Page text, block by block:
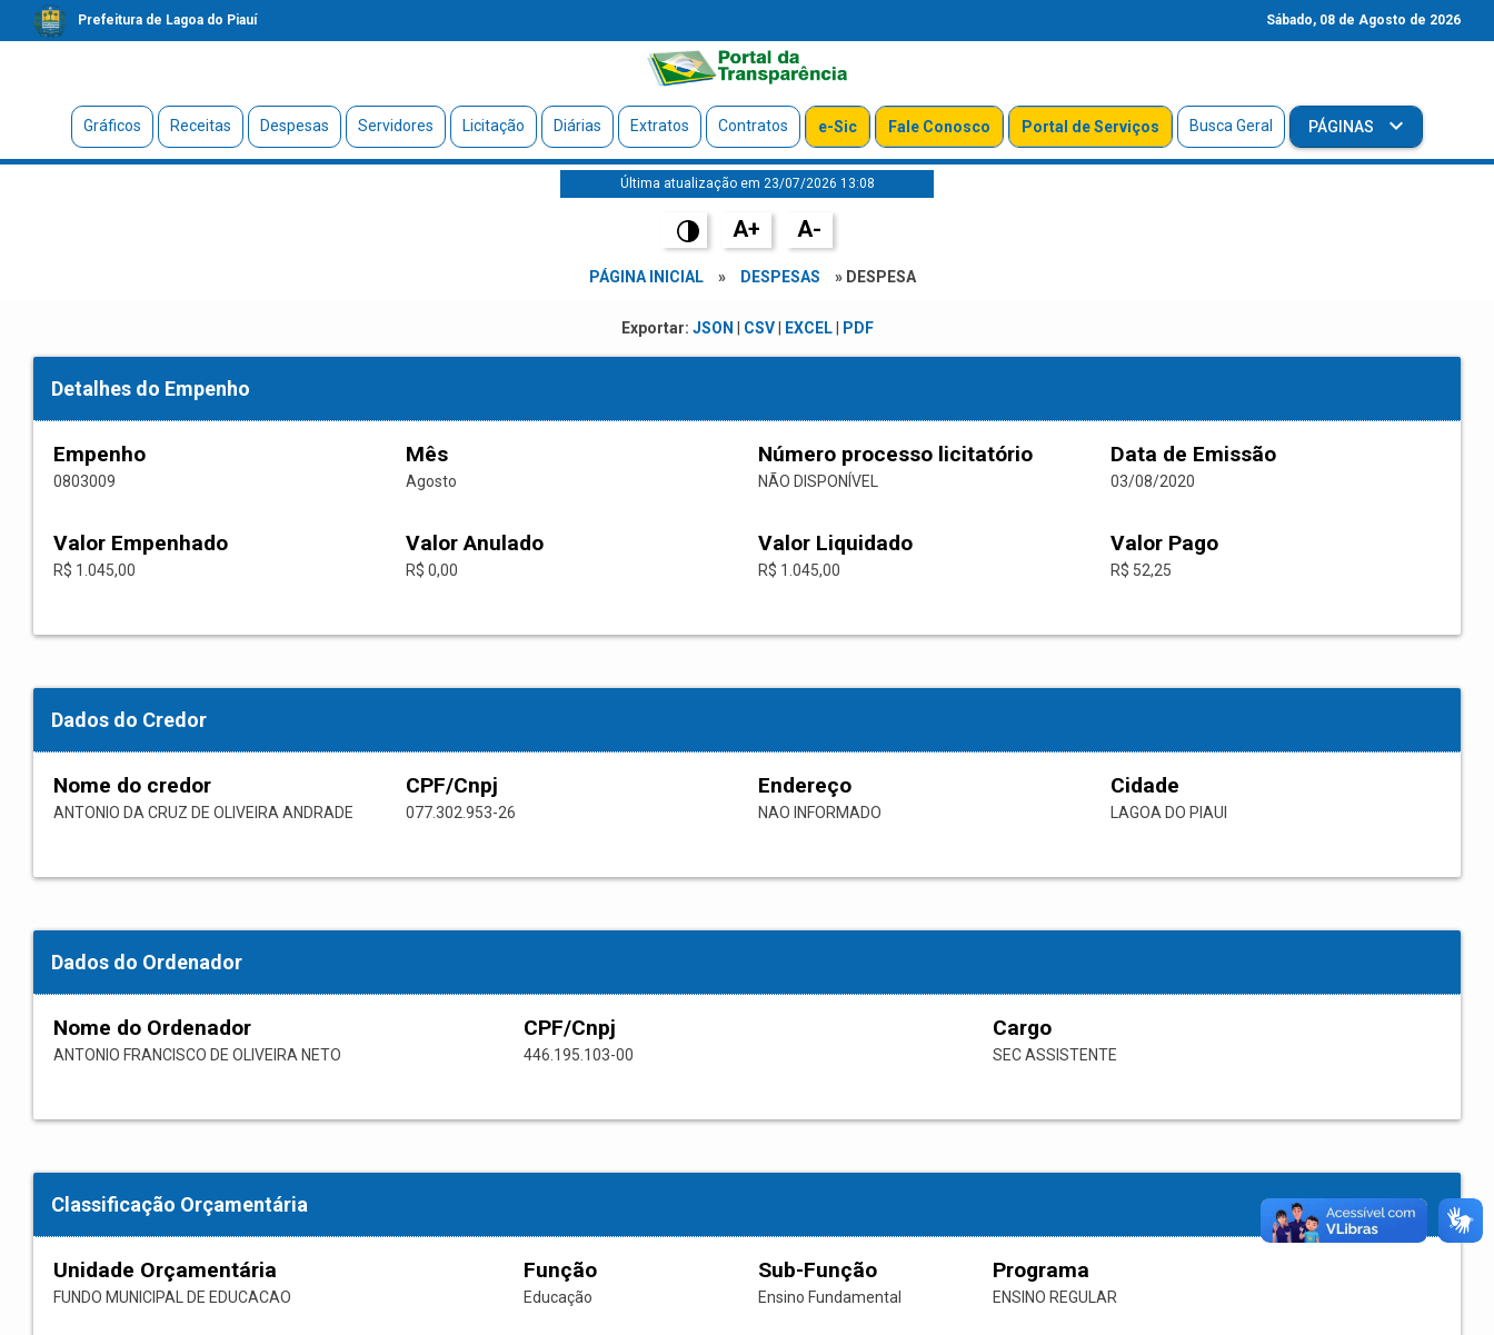
Prefeitura de Lagoa do Piauí Sábado, 08 de Agosto de 2026
Gráficos Receitas Despesas Servidores Licitação Diárias Extratos Contratos e-Sic Fale Conosco Portal de Serviços Busca Geral PÁGINAS
Última atualização em 23/07/2026 13:08
A+ A-
PÁGINA INICIAL » DESPESAS » DESPESA
Exportar: JSON CSV| EXCEL| PDF
Detalhes do Empenho
Empenho
0803009
Mês
Agosto
Número processo licitatório
NÃO DISPONÍVEL
Data de Emissão
03/08/2020
Valor Empenhado
R$ 1.045,00
Valor Anulado
R$ 0,00
Valor Liquidado
R$ 1.045,00
Valor Pago
R$ 52,25
Dados do Credor
Nome do credor
ANTONIO DA CRUZ DE OLIVEIRA ANDRADE
CPF/Cnpj
077.302.953-26
Endereço
NAO INFORMADO
Cidade
LAGOA DO PIAUI
Dados do Ordenador
Nome do Ordenador
ANTONIO FRANCISCO DE OLIVEIRA NETO
CPF/Cnpj
446.195.103-00
Cargo
SEC ASSISTENTE
Classificação Orçamentária
Unidade Orçamentária
FUNDO MUNICIPAL DE EDUCACAO
Função
Educação
Sub-Função
Ensino Fundamental
Programa
ENSINO REGULAR